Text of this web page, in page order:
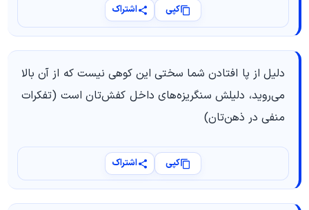
کپی اشتراک
دلیل از پا افتادن شما سختی این کوهی نیست که از آن بالا
می‌روید، دلیلش سنگریزه‌های داخل کفش‌تان است (تفکرات
منفی در ذهن‌تان)
کپی اشتراک